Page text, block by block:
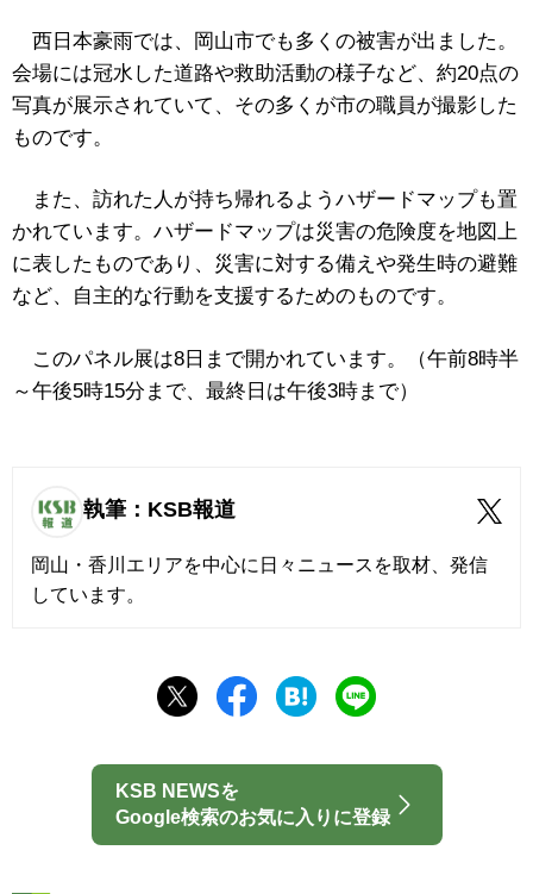
西日本豪雨では、岡山市でも多くの被害が出ました。
会場には冠水した道路や救助活動の様子など、約20点の
写真が展示されていて、その多くが市の職員が撮影した
ものです。
また、訪れた人が持ち帰れるようハザードマップも置
かれています。ハザードマップは災害の危険度を地図上
に表したものであり、災害に対する備えや発生時の避難
など、自主的な行動を支援するためのものです。
このパネル展は8日まで開かれています。（午前8時半
～午後5時15分まで、最終日は午後3時まで）
執筆：KSB報道
岡山・香川エリアを中心に日々ニュースを取材、発信
しています。
KSB NEWSを
Google検索のお気に入りに登録